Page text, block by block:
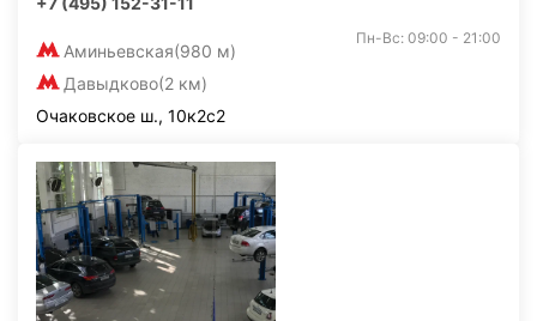
Аминьевская(980 м)
Давыдково(2 км)
Пн-Вс: 09:00 - 21:00
Очаковское ш., 10к2с2